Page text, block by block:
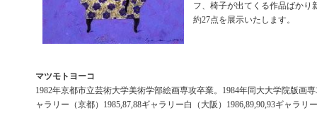
フ、椅子が出てくる作品ばかり
約27点を展示いたします。
マツモトヨーコ
1982年京都市立芸術大学美術学部絵画専攻卒業。1984年同大大学院版画
ャラリー（京都）1985,87,88ギャラリー白（大阪）1986,89,90,93ギャラリ